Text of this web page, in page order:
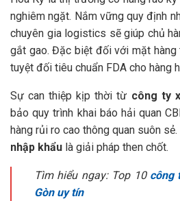
nghiêm ngặt. Nắm vững quy định
chuyên gia logistics sẽ giúp chủ
gắt gao. Đặc biệt đối với mặt hàng
tuyệt đối tiêu chuẩn FDA cho hàng
Sự can thiệp kịp thời từ công ty
bảo quy trình khai báo hải quan
hàng rủi ro cao thông quan suôn
nhập khẩu là giải pháp then chốt.
Tìm hiểu ngay:Top 10 công
Gòn uy tín